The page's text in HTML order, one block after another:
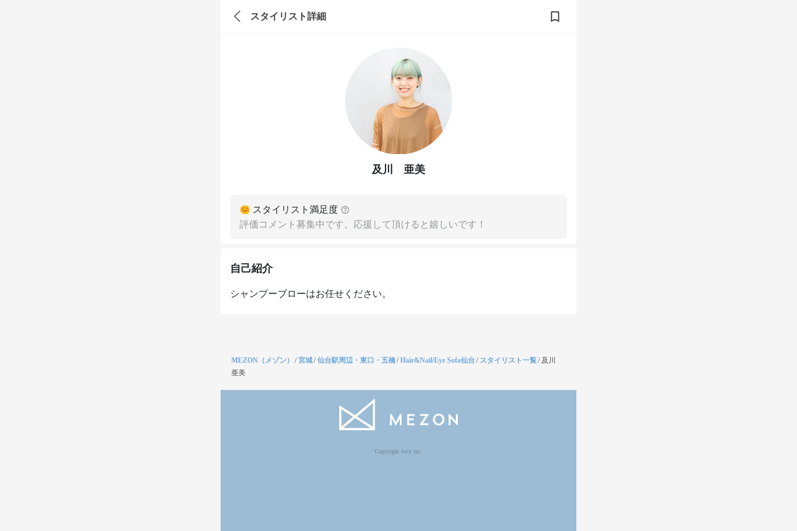
スタイリスト詳細
及川 亜美
スタイリスト満足度
評価コメント募集中です。応援して頂けると嬉しいです！
自己紹介
シャンプーブローはお任せください。
MEZON（メゾン） /宮城/仙台駅周辺・東口・五橋/Hair&Nail/Eye Sofa仙台 / スタイリスト一覧/ 及川
亜美
Copyright Jocy inc.